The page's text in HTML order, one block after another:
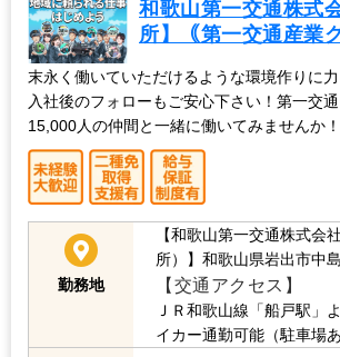
和歌山第一交通株式
所】｟第一交通産業
末永く働いていただけるような環境作りに力
入社後のフォローもご安心下さい！第一交
15,000人の仲間と一緒に働いてみませんか！
勤務地
【和歌山第一交通株式会
所）】和歌山県岩出市中
【交通アクセス】
ＪＲ和歌山線「船戸駅」
イカー通勤可能（駐車場あ